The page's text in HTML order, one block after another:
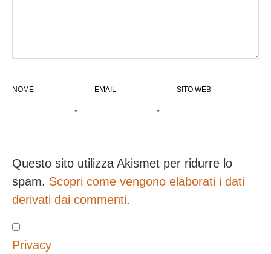
NOME
*
EMAIL
*
SITO WEB
Questo sito utilizza Akismet per ridurre lo
spam. Scopri come vengono elaborati i dati
derivati dai commenti.
Privacy